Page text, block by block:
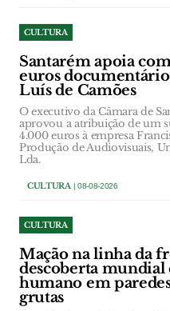
CULTURA
Santarém apoia
euros
Luís de Camões
O executivo da Câmara de
aprovou a atribuição de um
4.000 euros à empresa
Produção de Audiovisuais,
Lda.
CULTURA| 08-08-2026
CULTURA
Mação na linha da
descoberta mundial
humano em
grutas